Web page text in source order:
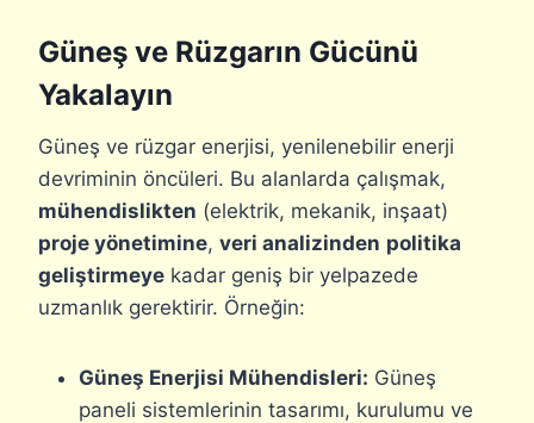
Güneş ve Rüzgarın Gücünü
Yakalayın
Güneş ve rüzgar enerjisi, yenilenebilir enerji
devriminin öncüleri. Bu alanlarda çalışmak,
mühendislikten (elektrik, mekanik, inşaat)
proje yönetimine, veri analizinden politika
geliştirmeye kadar geniş bir yelpazede
uzmanlık gerektirir. Örneğin:
Güneş Enerjisi Mühendisleri: Güneş
paneli sistemlerinin tasarımı, kurulumu ve